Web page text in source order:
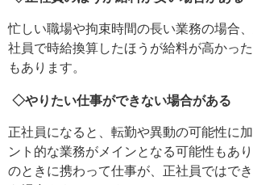
忙しい職場や拘束時間の長い業務の場合
社員で時給換算したほうが給料が高かっ
もあります。
◇やりたい仕事ができない場合がある
正社員になると、転勤や異動の可能性に
ント的な業務がメインとなる可能性もあ
のときに携わって仕事が、正社員ではで